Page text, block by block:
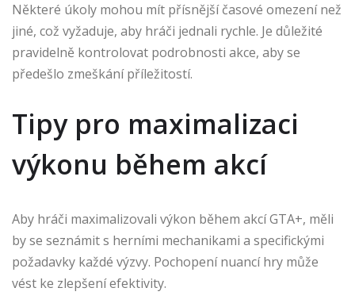
Některé úkoly mohou mít přísnější časové omezení než
jiné, což vyžaduje, aby hráči jednali rychle. Je důležité
pravidelně kontrolovat podrobnosti akce, aby se
předešlo zmeškání příležitostí.
Tipy pro maximalizaci
výkonu během akcí
Aby hráči maximalizovali výkon během akcí GTA+, měli
by se seznámit s herními mechanikami a specifickými
požadavky každé výzvy. Pochopení nuancí hry může
vést ke zlepšení efektivity.